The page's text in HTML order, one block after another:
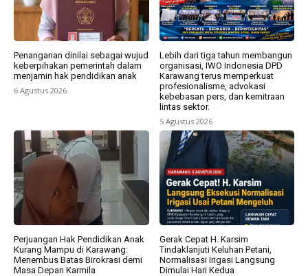
Penanganan dinilai sebagai wujud
keberpihakan pemerintah dalam
menjamin hak pendidikan anak
6 Agustus 2026
Lebih dari tiga tahun membangun
organisasi, IWO Indonesia DPD
Karawang terus memperkuat
profesionalisme, advokasi
kebebasan pers, dan kemitraan
lintas sektor.
5 Agustus 2026
Perjuangan Hak Pendidikan Anak
Kurang Mampu di Karawang:
Menembus Batas Birokrasi demi
Masa Depan Karmila
Gerak Cepat H. Karsim
Tindaklanjuti Keluhan Petani,
Normalisasi Irigasi Langsung
Dimulai Hari Kedua